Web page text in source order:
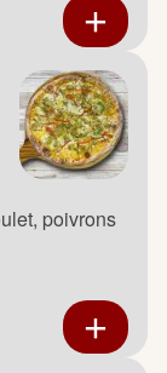
poivrons